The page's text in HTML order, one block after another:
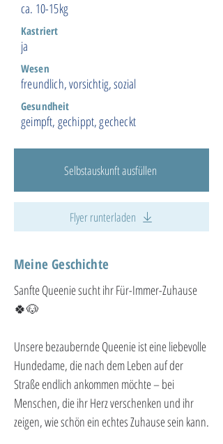
ca. 10-15kg
Kastriert
ja
Wesen
freundlich, vorsichtig, sozial
Gesundheit
geimpft, gechippt, gecheckt
Selbstauskunft ausfüllen
Flyer runterladen
Meine Geschichte
Sanfte Queenie sucht ihr Für-Immer-Zuhause
🍀🐶
Unsere bezaubernde Queenie ist eine liebevolle
Hundedame, die nach dem Leben auf der
Straße endlich ankommen möchte – bei
Menschen, die ihr Herz verschenken und ihr
zeigen, wie schön ein echtes Zuhause sein kann.